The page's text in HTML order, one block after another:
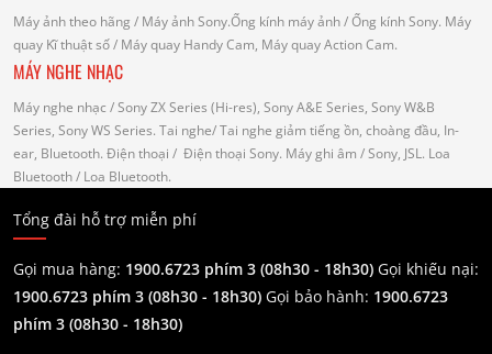
Máy ảnh theo hãng / Máy ảnh Sony.Ống kính máy ảnh / Ống kính Sony. Máy
quay Kĩ thuật số/ Máy quay Handy Cam, Máy quay Action Cam.
MÁY NGHE NHẠC
Máy nghe nhạc / Sony ZX Series (Hi-res), Sony A&E Series, Sony W&B
Series, Sony WS Series. Tai nghe/ Tai nghe giảm tiếng ồn, choàng đầu, In-
ear, Bluetooth. Điện thoại / Điện thoại Sony. Máy ghi âm / Sony, JSL. Loa
Bluetooth/ Loa Bluetooth.
Tổng đài hỗ trợ miễn phí
Gọi mua hàng: 1900.6723 phím 3 (08h30 - 18h30) Gọi khiếu nại:
1900.6723 phím 3 (08h30 - 18h30) Gọi bảo hành: 1900.6723
phím 3 (08h30 - 18h30)